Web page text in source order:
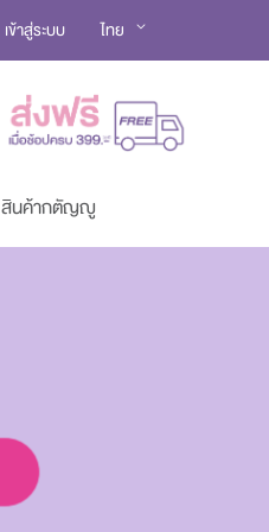
เข้าสู่ระบบ Language
ไทย
สินค้ากตัญญู